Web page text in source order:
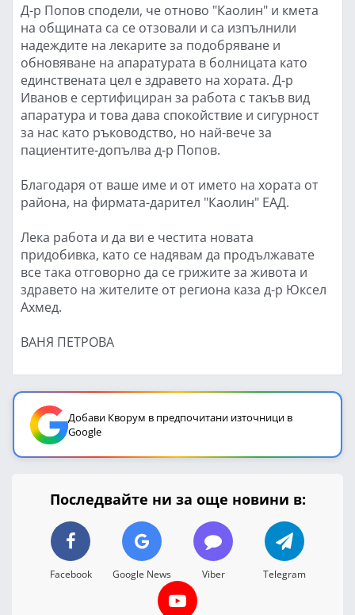
Д-р Попов сподели, че отново "Каолин" и кмета
на общината са се отзовали и са изпълнили
надеждите на лекарите за подобряване и
обновяване на апаратурата в болницата като
единствената цел е здравето на хората. Д-р
Иванов е сертифициран за работа с такъв вид
апаратура и това дава спокойствие и сигурност
за нас като ръководство, но най-вече за
пациентите-допълва д-р Попов.
Благодаря от ваше име и от името на хората от
района, на фирмата-дарител "Каолин" ЕАД.
Лека работа и да ви е честита новата
придобивка, като се надявам да продължавате
все така отговорно да се грижите за живота и
здравето на жителите от региона каза д-р Юксел
Ахмед.
ВАНЯ ПЕТРОВА
Добави Кворум в предпочитани източници в
Google
Последвайте ни за още новини в:
Facebook Google News Viber Telegram